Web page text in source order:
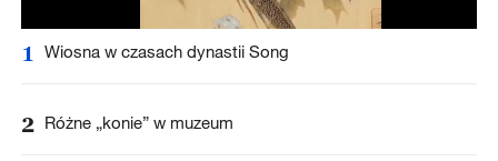
1 Wiosna w czasach dynastii Song
2 Różne „konie” w muzeum